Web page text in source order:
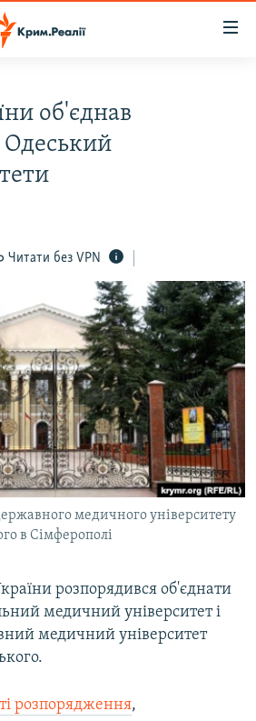
КРИМУ
об'єднав
Читати без VPN
медичного університету
в Сімферополі
розпорядився об'єднати
медичний університет і
медичний університет
розпорядження,